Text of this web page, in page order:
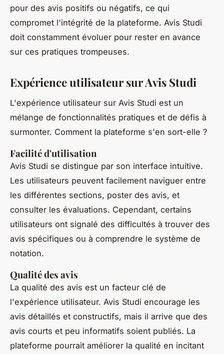
pour des avis positifs ou négatifs, ce qui
compromet l'intégrité de la plateforme. Avis Studi
doit constamment évoluer pour rester en avance
sur ces pratiques trompeuses.
Expérience utilisateur sur Avis Studi
L'expérience utilisateur sur Avis Studi est un
mélange de fonctionnalités pratiques et de défis à
surmonter. Comment la plateforme s'en sort-elle ?
Facilité d'utilisation
Avis Studi se distingue par son interface intuitive.
Les utilisateurs peuvent facilement naviguer entre
les différentes sections, poster des avis, et
consulter les évaluations. Cependant, certains
utilisateurs ont signalé des difficultés à trouver des
avis spécifiques ou à comprendre le système de
notation.
Qualité des avis
La qualité des avis est un facteur clé de
l'expérience utilisateur. Avis Studi encourage les
avis détaillés et constructifs, mais il arrive que des
avis courts et peu informatifs soient publiés. La
plateforme pourrait améliorer la qualité en incitant